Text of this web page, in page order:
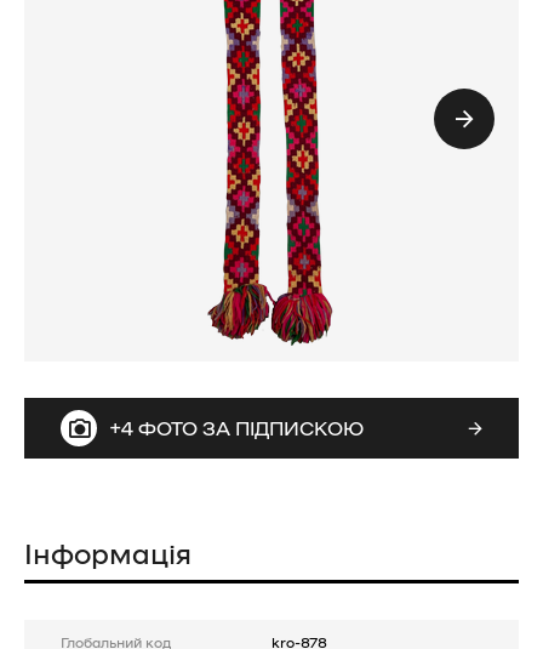
+4 ФОТО ЗА ПІДПИСКОЮ
Інформація
Глобальний код kro-878